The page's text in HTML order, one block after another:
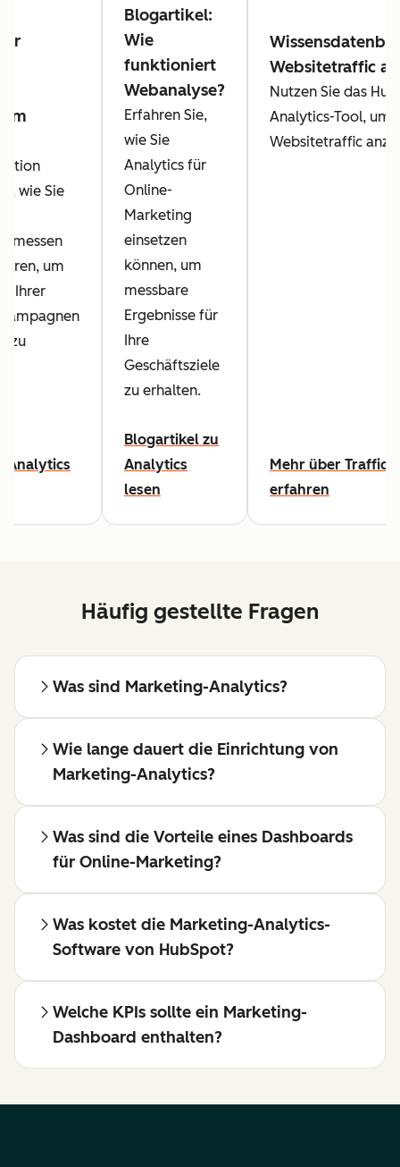
im
wie Sie
messen
um
Ihrer
zu
Analytics
Blogartikel:
Wie
funktioniert
Webanalyse?
Erfahren Sie,
wie Sie
Analytics für
Online-
Marketing
einsetzen
können, um
messbare
Ergebnisse für
Ihre
Geschäftsziele
zu erhalten.
Blogartikel zu
Analytics
lesen
Websitetraffic
Nutzen Sie das
Analytics-Tool, um
Websitetraffic
Mehr über Traffic-
erfahren
Häufig gestellte Fragen
Was sind Marketing-Analytics?
Wie lange dauert die Einrichtung von
Marketing-Analytics?
Was sind die Vorteile eines Dashboards
für Online-Marketing?
Was kostet die Marketing-Analytics-
Software von HubSpot?
Welche KPIs sollte ein Marketing-
Dashboard enthalten?